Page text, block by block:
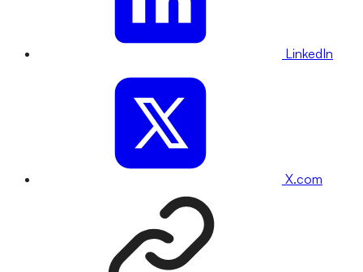
LinkedIn
X.com